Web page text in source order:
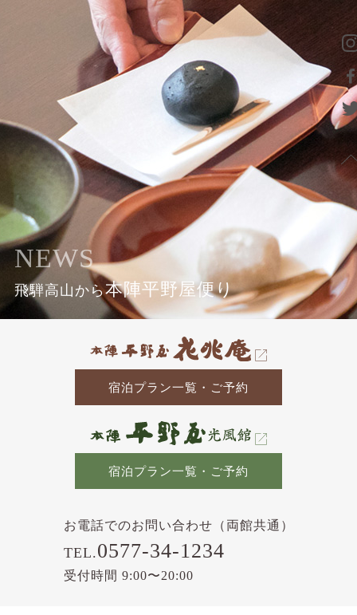
NEWS
飛騨高山から本陣平野屋便り
宿泊プラン一覧・ご予約
宿泊プラン一覧・ご予約
お電話でのお問い合わせ（両館共通）
TEL.0577-34-1234
受付時間 9:00〜20:00